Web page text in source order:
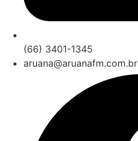
(66) 3401-1345
aruana@aruanafm.com.br